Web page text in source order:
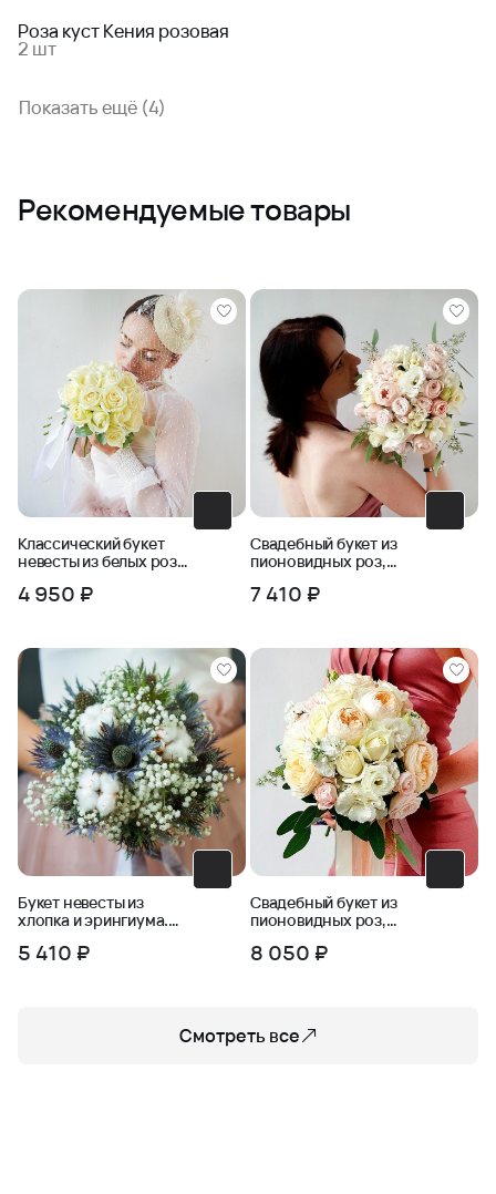
Роза куст Кения розовая
2 шт
Показать ещё (4)
Рекомендуемые товары
Классический букет
невесты из белых роз
4 950 ₽
Свадебный букет из
пионовидных роз,
7 410 ₽
Букет невесты из
хлопка и эрингиума.
5 410 ₽
Свадебный букет из
пионовидных роз,
8 050 ₽
Смотреть все